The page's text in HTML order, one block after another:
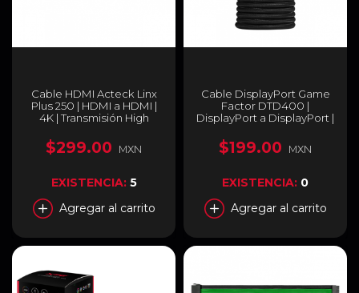
Cable HDMI Acteck Linx
Plus 250 | HDMI a HDMI |
4K | Transmisión High
Metros | Negro | AC-
934787
$299.00 MXN
EXISTENCIA: 5
Agregar al carrito
Cable DisplayPort Game
Factor DTD400 |
DisplayPort a DisplayPort |
Velocidad 32.4 Gbps | 2 m |
Negro | DTD400
$199.00 MXN
EXISTENCIA: 0
Agregar al carrito